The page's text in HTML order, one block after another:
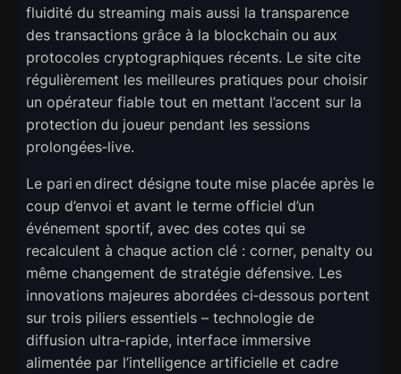
fluidité du streaming mais aussi la transparence
des transactions grâce à la blockchain ou aux
protocoles cryptographiques récents. Le site cite
régulièrement les meilleures pratiques pour choisir
un opérateur fiable tout en mettant l’accent sur la
protection du joueur pendant les sessions
prolongées‑live.
Le pari en direct désigne toute mise placée après le
coup d’envoi et avant le terme officiel d’un
événement sportif, avec des cotes qui se
recalculent à chaque action clé : corner, penalty ou
même changement de stratégie défensive. Les
innovations majeures abordées ci‑dessous portent
sur trois piliers essentiels – technologie de
diffusion ultra‑rapide, interface immersive
alimentée par l’intelligence artificielle et cadre